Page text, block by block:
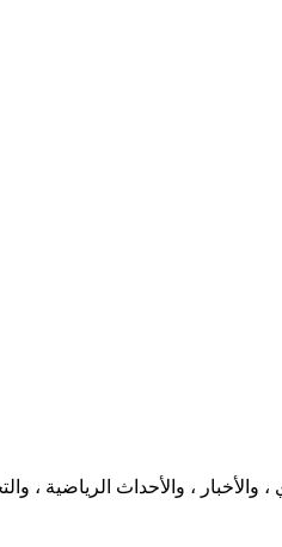
، والأحداث الرياضية ،